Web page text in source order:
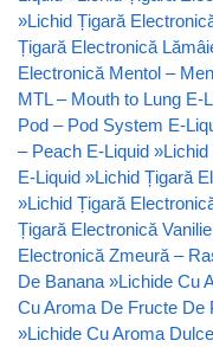
»Lichid Țigară
Țigară Electronică
Electronică Mentol –
MTL – Mouth to Lung E-
Pod – Pod System E-
– Peach E-Liquid »
E-Liquid »Lichid Țigară
»Lichid Țigară
Țigară Electronică
Electronică Zmeură –
De Banana »Lichide Cu
Cu Aroma De Fructe De
»Lichide Cu Aroma